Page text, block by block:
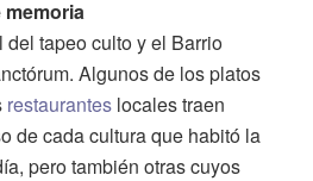
tapeo culto y el Barrio
Algunos de los platos
restaurantes locales traen
de cada cultura que habitó la
pero también otras cuyos